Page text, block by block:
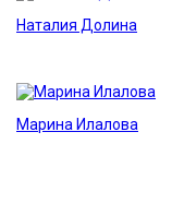
Наталия Долина
Марина Илалова